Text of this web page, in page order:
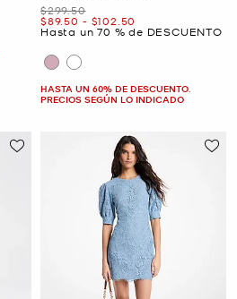
Era
$299.50
Ahora
$89.50 -
a Ahora
$102.50
Hasta un 70 % de DESCUENTO
HASTA UN 60% DE DESCUENTO.
PRECIOS SEGÚN LO INDICADO